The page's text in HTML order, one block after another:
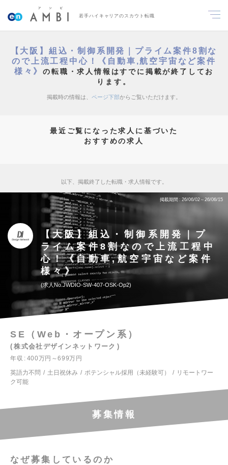
若手ハイキャリアのスカウト転職
【大阪】組込・制御系開発｜プライム案件8割な
ので上流工程中心！《自動車,航空宇宙など案件
様々》の転職・求人情報はすでに掲載が終了してお
ります。
掲載時の情報は、 ページ下部からご覧いただけます。
最近ご覧になった求人に基づいた
おすすめの求人
以下、掲載終了した転職・求人情報です。
掲載期間 26/06/02～26/06/15
【大阪】組込・制御系開発｜プ
ライム案件8割なので上流工程中
心！《自動車,航空宇宙など案件
様々》
求人No.JWDIO-SW-407-OSK-Op2
SE（Web・オープン系）
株式会社デザインネットワーク
年収
400万円～699万円
英語力不問
土日祝休み ポテンシャル採用（未経験可）
リモートワー
ク可能
募集情報
なぜ募集しているのか